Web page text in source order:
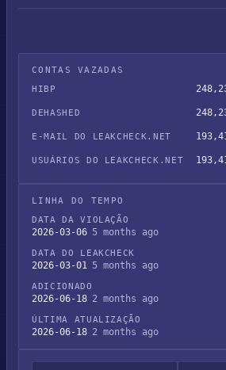
CONTAS VAZADAS
HIBP
DEHASHED
E-MAIL DO LEAKCHECK.NET
USUÁRIOS DO LEAKCHECK.NET
LINHA DO TEMPO
DATA DA VIOLAÇÃO
2026-03-06 5 months ago
DATA DO LEAKCHECK
2026-03-01 5 months ago
ADICIONADO
2026-06-18 2 months ago
ÚLTIMA ATUALIZAÇÃO
2026-06-18 2 months ago